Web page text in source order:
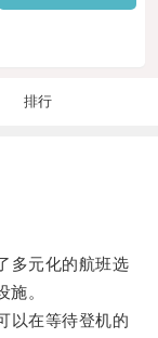
排行
元化的航班选
。
在等待登机的